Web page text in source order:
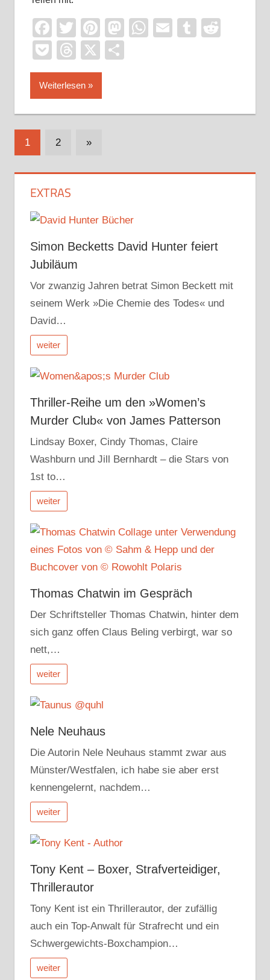
Facebook
TwitterPinterest
Mastodon
WhatsApp
EmailTumblr
PocketThreads
X
Weiterlesen
Seitennummerierung
Beiträge
1 2
Nächste
»
EXTRAS
Simon Becketts David Hunter feiert
Jubiläum
Vor zwanzig Jahren betrat Simon Beckett mit
seinem Werk »Die Chemie des Todes« und
David…
weiter
Thriller-Reihe um den »Women’s
Murder Club« von James Patterson
Lindsay Boxer, Cindy Thomas, Claire
Washburn und Jill Bernhardt – die Stars von
1st to…
weiter
Thomas Chatwin im Gespräch
Der Schriftsteller Thomas Chatwin, hinter dem
sich ganz offen Claus Beling verbirgt, war so
nett,…
weiter
Nele Neuhaus
Die Autorin Nele Neuhaus stammt zwar aus
Münster/Westfalen, ich habe sie aber erst
kennengelernt, nachdem…
weiter
Tony Kent – Boxer, Strafverteidiger,
Thrillerautor
Tony Kent ist ein Thrillerautor, der zufällig
auch ein Top-Anwalt für Strafrecht und ein
Schwergewichts-Boxchampion…
weiter